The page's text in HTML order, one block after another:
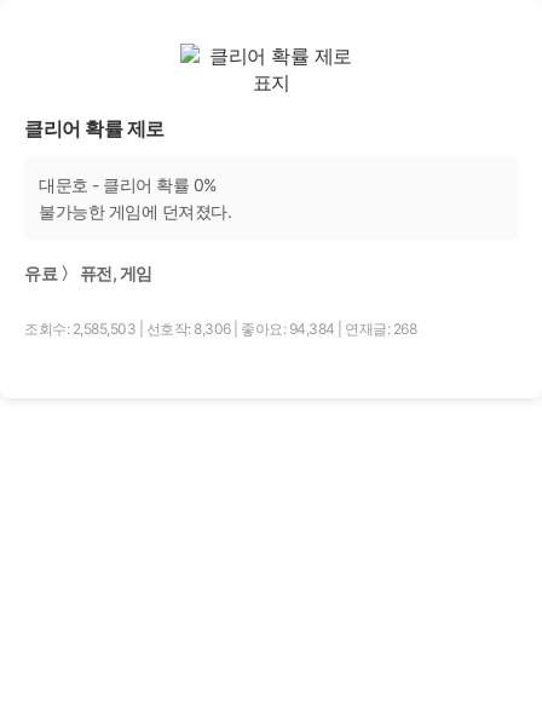
클리어 확률 제로
대문호 - 클리어 확률 0%
불가능한 게임에 던져졌다.
유료 〉 퓨전, 게임
조회수: 2,585,503 선호작: 8,306 좋아요: 94,384 연재글: 268